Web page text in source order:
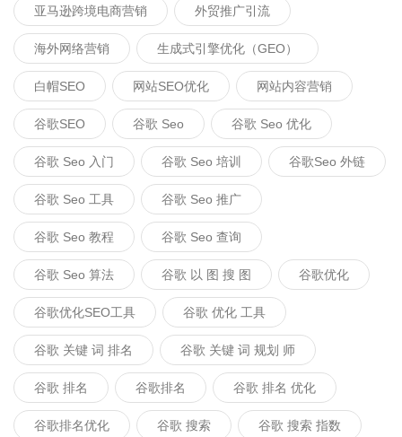
亚马逊跨境电商营销 外贸推广引流
海外网络营销 生成式引擎优化（GEO）
白帽SEO 网站SEO优化 网站内容营销
谷歌SEO 谷歌 Seo 谷歌 Seo 优化
谷歌 Seo 入门 谷歌 Seo 培训 谷歌seo 外链
谷歌 Seo 工具 谷歌 Seo 推广
谷歌 Seo 教程 谷歌 Seo 查询
谷歌 Seo 算法 谷歌 以 图 搜 图 谷歌优化
谷歌优化SEO工具 谷歌 优化 工具
谷歌 关键 词 排名 谷歌 关键 词 规划 师
谷歌 排名 谷歌排名 谷歌 排名 优化
谷歌排名优化 谷歌 搜索 谷歌 搜索 指数